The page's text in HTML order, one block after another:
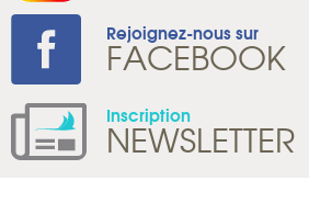
Rejoignez-nous sur
FACEBOOK
Inscription
NEWSLETTER